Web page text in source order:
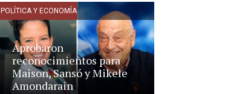
POLÍTICA Y ECONOMÍA
Aprobaron
reconocimientos para
Maison, Sansó y Mikele
Amondarain